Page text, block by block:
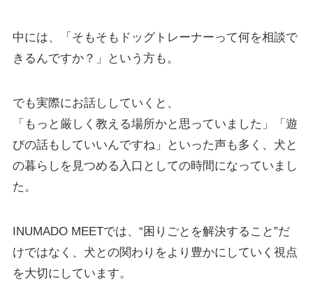
中には、「そもそもドッグトレーナーって何を相談で
きるんですか？」という方も。
でも実際にお話ししていくと、
「もっと厳しく教える場所かと思っていました」「遊
びの話もしていいんですね」といった声も多く、犬と
の暮らしを見つめる入口としての時間になっていまし
た。
INUMADO MEETでは、“困りごとを解決すること”だ
けではなく、犬との関わりをより豊かにしていく視点
を大切にしています。